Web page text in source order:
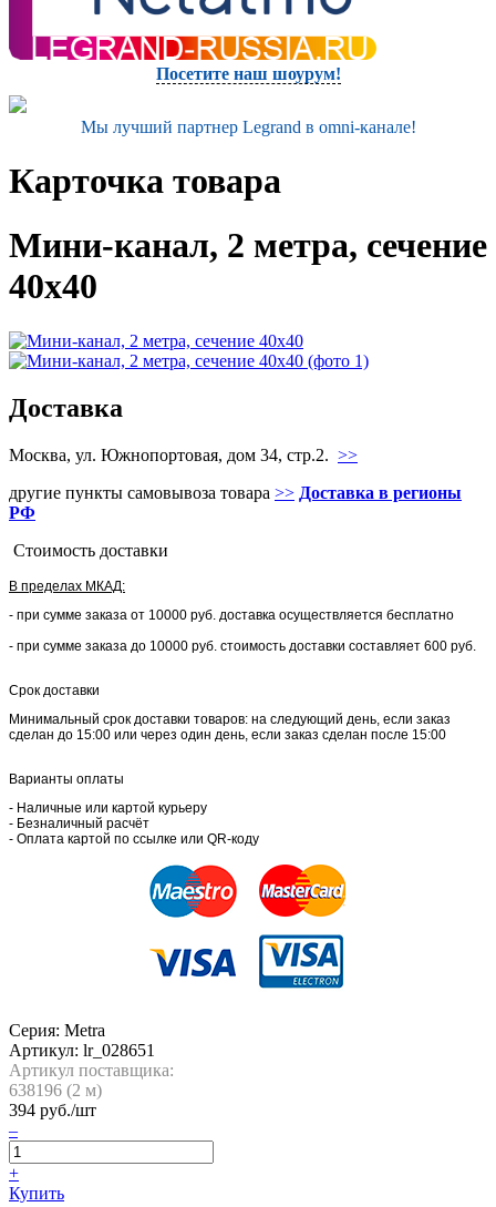
Посетите наш шоурум!
Мы лучший партнер Legrand в omni-канале!
Карточка товара
Мини-канал, 2 метра, сечение
40x40
Доставка
Москва, ул. Южнопортовая, дом 34, стр.2. >>
другие пункты самовывоза товара >> Доставка в регионы
РФ
Стоимость доставки
В пределах МКАД:
- при сумме заказа от 10000 руб. доставка осуществляется бесплатно
- при сумме заказа до 10000 руб. стоимость доставки составляет 600 руб.
Срок доставки
Минимальный срок доставки товаров: на следующий день, если заказ
сделан до 15:00 или через один день, если заказ сделан после 15:00
Варианты оплаты
- Наличные или картой курьеру
- Безналичный расчёт
- Оплата картой по ссылке или QR-коду
Серия: Metra
Артикул: lr_028651
Артикул поставщика:
638196 (2 м)
394 руб./шт
–
+
Купить